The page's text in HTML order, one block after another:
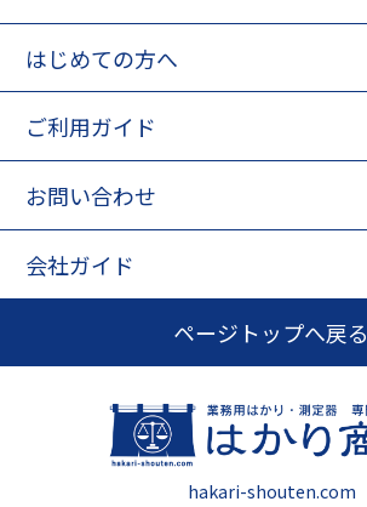
はじめての方へ
ご利用ガイド
お問い合わせ
会社ガイド
ページトップへ戻る
hakari-shouten.com